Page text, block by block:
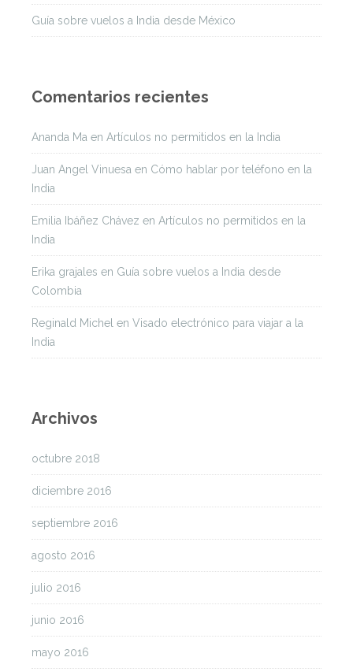
Guía sobre vuelos a India desde México
Comentarios recientes
Ananda Ma en Artículos no permitidos en la India
Juan Angel Vinuesa en Cómo hablar por teléfono en la
India
Emilia Ibáñez Chávez en Artículos no permitidos en la
India
Erika grajales en Guía sobre vuelos a India desde
Colombia
Reginald Michel en Visado electrónico para viajar a la
India
Archivos
octubre 2018
diciembre 2016
septiembre 2016
agosto 2016
julio 2016
junio 2016
mayo 2016